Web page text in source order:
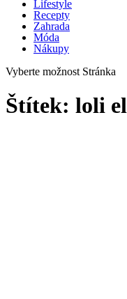
Lifestyle
Recepty
Zahrada
Móda
Nákupy
Vyberte možnost Stránka
Štítek: loli